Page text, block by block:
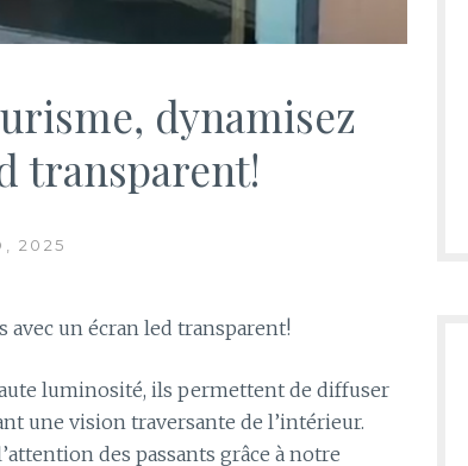
dynamisez
transparent!
2025
un écran led transparent!
luminosité, ils permettent de diffuser
une vision traversante de l’intérieur.
des passants grâce à notre